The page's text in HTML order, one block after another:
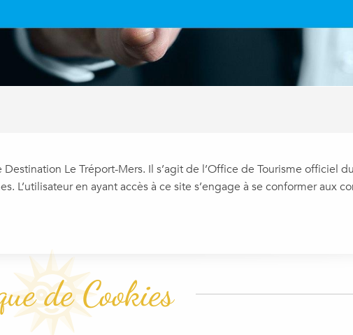
Le Tréport-Mers. Il s’agit de l’Office de Tourisme officiel
en ayant accès à ce site s’engage à se conformer aux
de Cookies